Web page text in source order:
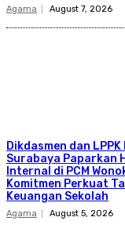
Agama August 7, 2026
Dikdasmen dan LPPK
Surabaya Paparkan
Internal di PCM
Komitmen Perkuat
Keuangan Sekolah
Agama August 5, 2026